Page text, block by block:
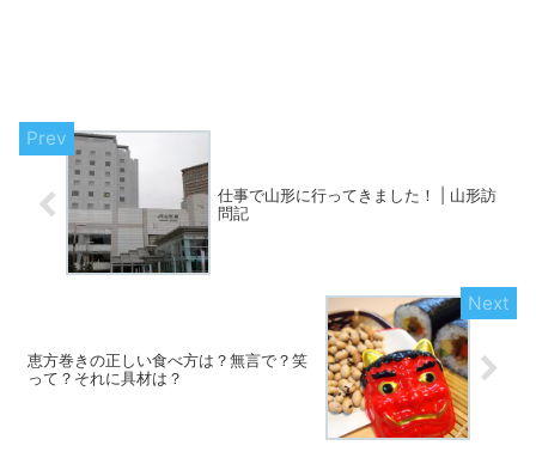
仕事で山形に行ってきました！ | 山形訪
問記
恵方巻きの正しい食べ方は？無言で？笑
って？それに具材は？